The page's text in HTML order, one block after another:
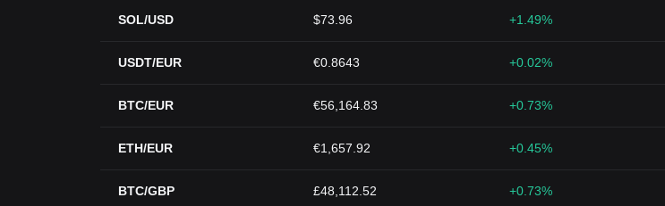
SOL/USD $73.96 +1.49%
USDT/EUR €0.8643 +0.02%
BTC/EUR €56,164.83 +0.73%
ETH/EUR €1,657.92 +0.45%
BTC/GBP £48,112.52 +0.73%